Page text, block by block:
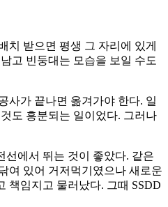
치 받으면 평생 그 자리에 있게
고 빈둥대는 모습을 보일 수도
사가 끝나면 옮겨가야 한다. 일
도 흥분되는 일이었다. 그러나
선에서 뛰는 것이 좋았다. 같은
여 있어 거저먹기였으나 새로운
책임지고 물러났다. 그때 SSDD